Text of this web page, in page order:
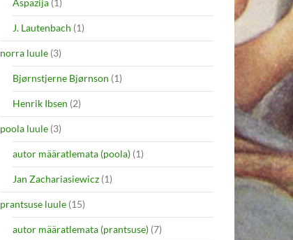
Aspazija (1)
J. Lautenbach (1)
norra luule (3)
Bjørnstjerne Bjørnson (1)
Henrik Ibsen (2)
poola luule (3)
autor määratlemata (poola) (1)
Jan Zachariasiewicz (1)
prantsuse luule (15)
autor määratlemata (prantsuse) (7)